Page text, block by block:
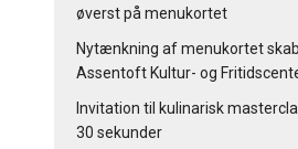
øverst på menukortet
Nytænkning af menukortet
Assentoft Kultur- og
Invitation til kulinarisk
30 sekunder